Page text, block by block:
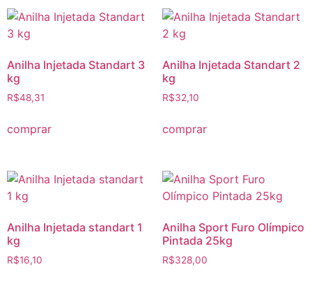
Anilha Injetada Standart 3
kg
R$48,31
comprar
Anilha Injetada Standart 2
kg
R$32,10
comprar
Anilha Injetada standart 1
kg
R$16,10
Anilha Sport Furo Olímpico
Pintada 25kg
R$328,00